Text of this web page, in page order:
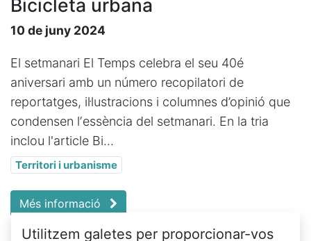
Bicicleta urbana
10 de juny 2024
El setmanari El Temps celebra el seu 40é
aniversari amb un número recopilatori de
reportatges, il·lustracions i columnes d’opinió que
condensen lʼessència del setmanari. En la tria
inclou l'article Bi...
Territori i urbanisme
Més informació
Utilitzem galetes per proporcionar-vos